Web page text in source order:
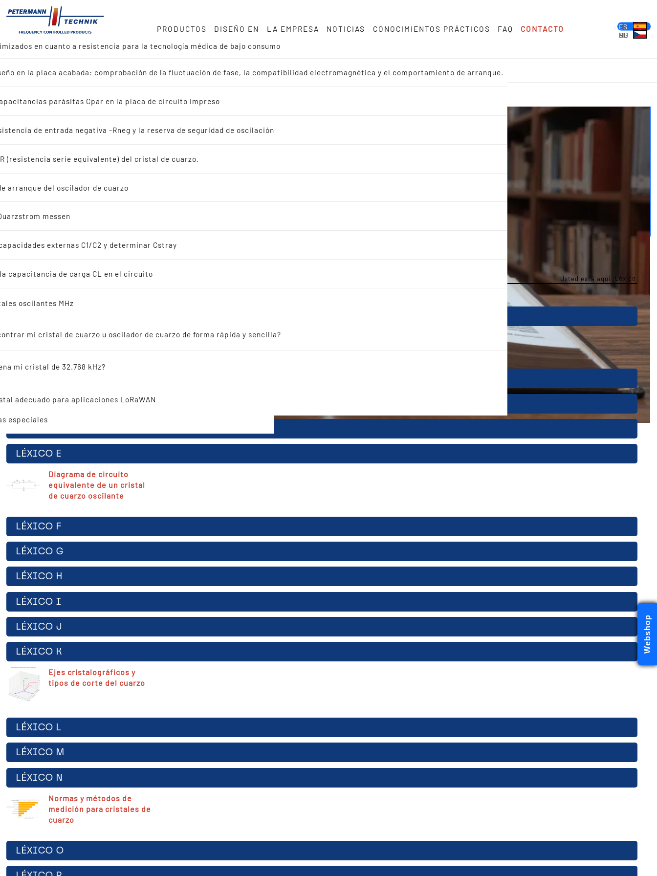
PRODUCTOS
de 32.768 kHz
especiales
DISEÑO EN
MHz
LA EMPRESA
NOTICIAS
CONOCIMIENTOS PRÁCTICOS
en cuanto a resistencia para la tecnología médica de bajo consumo
en la placa acabada: comprobación de la fluctuación de fase, la compatibilidad electromagnética y el comportamiento de arranque.
parásitas Cpar en la placa de circuito impreso
de entrada negativa -Rneg y la reserva de seguridad de oscilación
(resistencia serie equivalente) del cristal de cuarzo.
arranque del oscilador de cuarzo
messen
externas C1/C2 y determinar Cstray
capacitancia de carga CL en el circuito
oscilantes MHz
mi cristal de cuarzo u oscilador de cuarzo de forma rápida y sencilla?
mi cristal de 32.768 kHz?
adecuado para aplicaciones LoRaWAN
FAQ CONTACTO DE
EN
FR
ES
PL
IT
NL
HU
CS
LÉXICO
Usted está aquí :Léxico
Señales de salida de los
LÉXICO C
LÉXICO E
Diagrama de circuito
equivalente de un cristal
de cuarzo oscilante
LÉXICO F
LÉXICO G
LÉXICO H
LÉXICO I
LÉXICO J
LÉXICO K
Ejes cristalográficos y
tipos de corte del cuarzo
LÉXICO L
LÉXICO M
LÉXICO N
Normas y métodos de
medición para cristales de
cuarzo
LÉXICO O
Webshop